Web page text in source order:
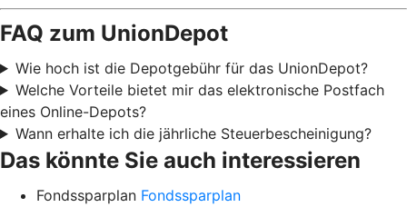
FAQ zum UnionDepot
Wie hoch ist die Depotgebühr für das UnionDepot?
Welche Vorteile bietet mir das elektronische Postfach
eines Online-Depots?
Wann erhalte ich die jährliche Steuerbescheinigung?
Das könnte Sie auch interessieren
Fondssparplan Fondssparplan